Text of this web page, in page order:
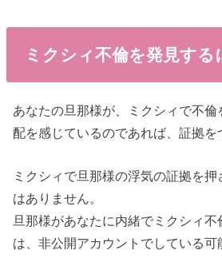
ミクシィ不倫を発見する
あなたの旦那様が、ミクシィで不
配を感じているのであれば、証拠を
ミクシィで旦那様の浮気の証拠を
はありません。
旦那様があなたに内緒でミクシィ
は、非公開アカウントでしている可